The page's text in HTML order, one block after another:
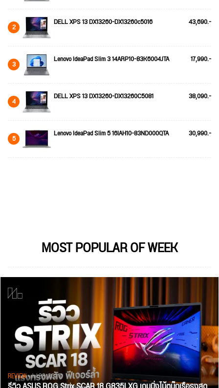
2 DELL XPS 13 DX13260-DX13260c5016 43,690.-
3 Lenovo IdeaPad Slim 3 14ARP10-83K6004JTA 17,990.-
4 DELL XPS 13 DX13260-DX13260C5081 38,090.-
5 Lenovo IdeaPad Slim 5 16IAH10-83ND000QTA 30,990.-
MOST POPULAR OF WEEK
REVIEW• Jul 28, 2026